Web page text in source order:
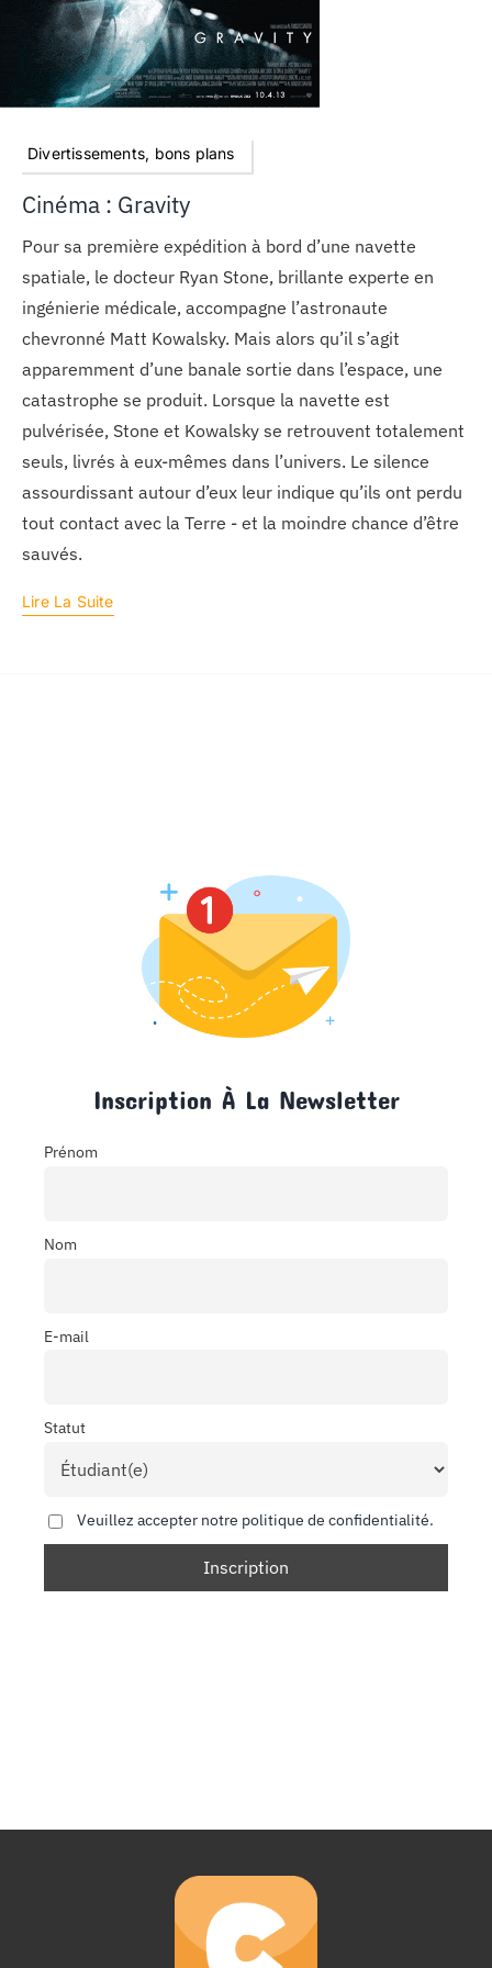
MON COMPTE
PANIER
Divertissements, bons plans
Cinéma : Gravity
Pour sa première expédition à bord d’une navette
spatiale, le docteur Ryan Stone, brillante experte en
ingénierie médicale, accompagne l’astronaute
chevronné Matt Kowalsky. Mais alors qu’il s’agit
apparemment d’une banale sortie dans l’espace, une
catastrophe se produit. Lorsque la navette est
pulvérisée, Stone et Kowalsky se retrouvent totalement
seuls, livrés à eux-mêmes dans l’univers. Le silence
assourdissant autour d’eux leur indique qu’ils ont perdu
tout contact avec la Terre - et la moindre chance d’être
sauvés.
Lire La Suite
Inscription À La Newsletter
Prénom
Nom
E-mail
Statut
Veuillez accepter notre politique de confidentialité.